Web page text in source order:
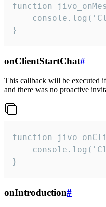
function
}
onClientStartChat#
This callback will be executed
and there was no proactive
function
}
onIntroduction#